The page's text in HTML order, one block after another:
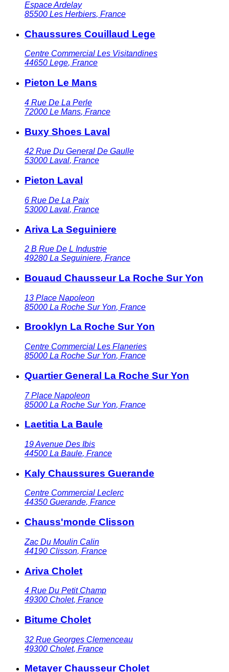
Espace Ardelay
85500 Les Herbiers, France
Chaussures Couillaud Lege
Centre Commercial Les Visitandines
44650 Lege, France
Pieton Le Mans
4 Rue De La Perle
72000 Le Mans, France
Buxy Shoes Laval
42 Rue Du General De Gaulle
53000 Laval, France
Pieton Laval
6 Rue De La Paix
53000 Laval, France
Ariva La Seguiniere
2 B Rue De L Industrie
49280 La Seguiniere, France
Bouaud Chausseur La Roche Sur Yon
13 Place Napoleon
85000 La Roche Sur Yon, France
Brooklyn La Roche Sur Yon
Centre Commercial Les Flaneries
85000 La Roche Sur Yon, France
Quartier General La Roche Sur Yon
7 Place Napoleon
85000 La Roche Sur Yon, France
Laetitia La Baule
19 Avenue Des Ibis
44500 La Baule, France
Kaly Chaussures Guerande
Centre Commercial Leclerc
44350 Guerande, France
Chauss'monde Clisson
Zac Du Moulin Calin
44190 Clisson, France
Ariva Cholet
4 Rue Du Petit Champ
49300 Cholet, France
Bitume Cholet
32 Rue Georges Clemenceau
49300 Cholet, France
Metayer Chausseur Cholet